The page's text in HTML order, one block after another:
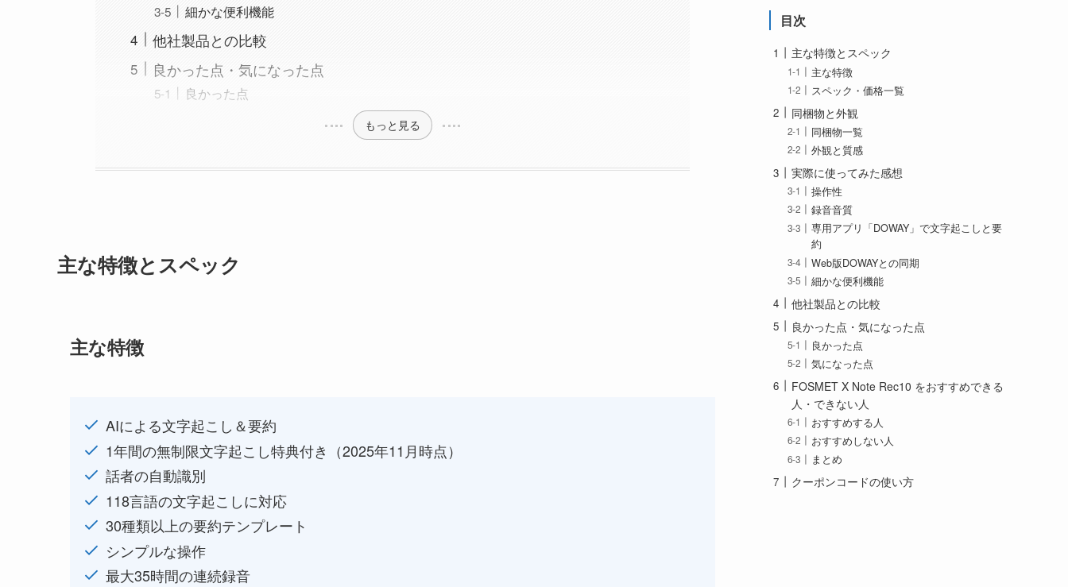
細かな便利機能
他社製品との比較
良かった点・気になった点
良かった点
もっと見る
主な特徴とスペック
主な特徴
AIによる文字起こし＆要約
1年間の無制限文字起こし特典付き（2025年11月時点）
話者の自動識別
118言語の文字起こしに対応
30種類以上の要約テンプレート
シンプルな操作
最大35時間の連続録音
目次
主な特徴とスペック
主な特徴
スペック・価格一覧
同梱物と外観
同梱物一覧
外観と質感
実際に使ってみた感想
操作性
録音音質
専用アプリ「DOWAY」で文字起こしと要
約
Web版DOWAYとの同期
細かな便利機能
他社製品との比較
良かった点・気になった点
良かった点
気になった点
FOSMET X Note Rec10 をおすすめできる
人・できない人
おすすめする人
おすすめしない人
まとめ
クーポンコードの使い方